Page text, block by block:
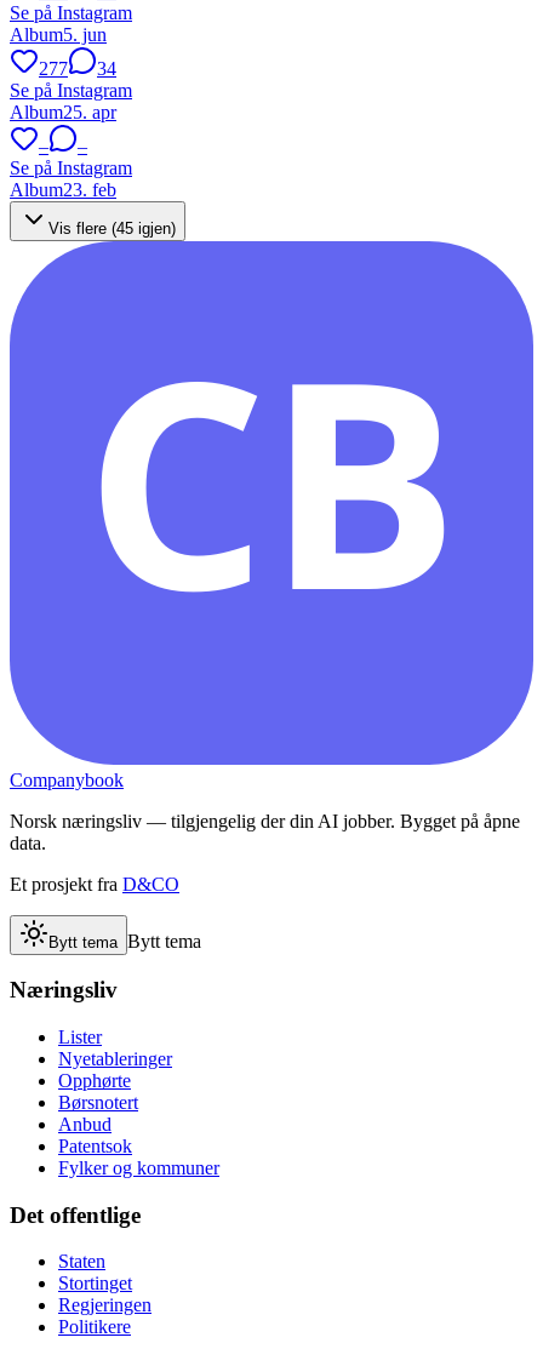
Se på Instagram
Album5. jun
277
34
Se på Instagram
Album25. apr
–
–
Se på Instagram
Album23. feb
Vis flere (45 igjen)
CB
Companybook
Norsk næringsliv — tilgjengelig der din AI jobber. Bygget på åpne
data.
Et prosjekt fra D&CO
Bytt tema Bytt tema
Næringsliv
Lister
Nyetableringer
Opphørte
Børsnotert
Anbud
Patentsok
Fylker og kommuner
Det offentlige
Staten
Stortinget
Regjeringen
Politikere